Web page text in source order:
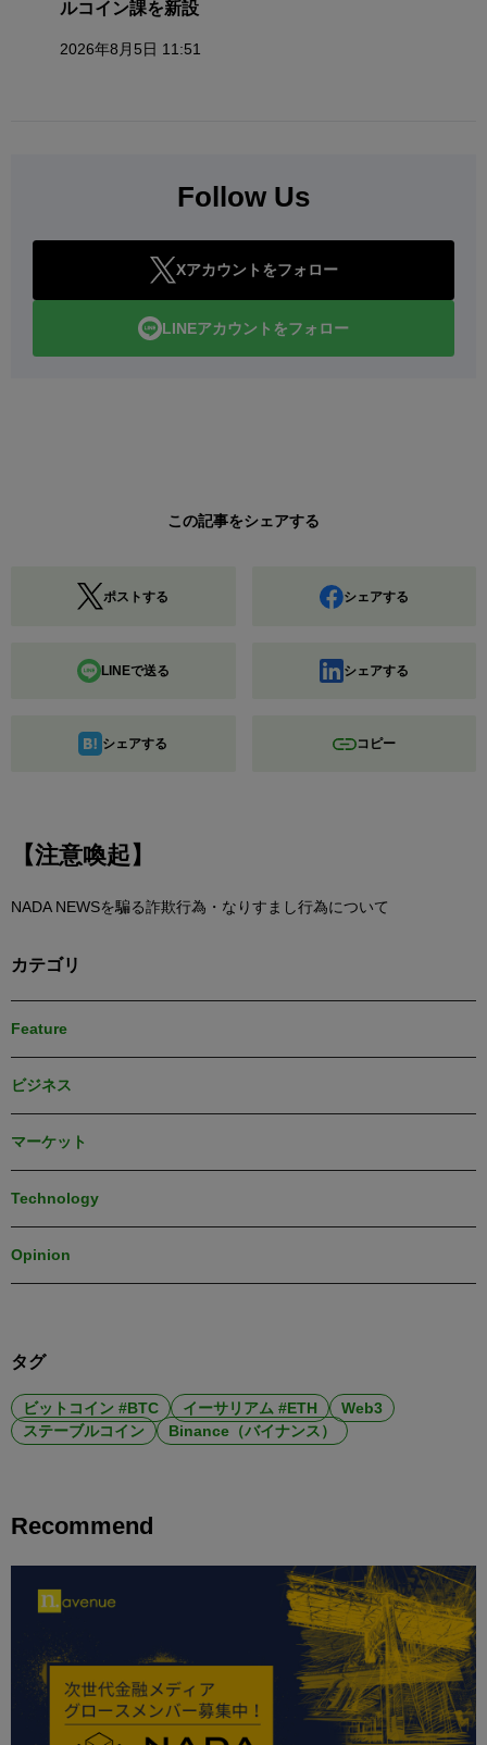
ルコイン課を新設
2026年8月5日 11:51
Follow Us
Xアカウントをフォロー
LINEアカウントをフォロー
この記事をシェアする
ポストする シェアする
LINEで送る シェアする
シェアする コピー
【注意喚起】
NADA NEWSを騙る詐欺行為・なりすまし行為について
カテゴリ
Feature
ビジネス
マーケット
Technology
Opinion
タグ
ビットコイン #BTC イーサリアム #ETH
Web3
ステーブルコイン
Binance（バイナンス）
Recommend